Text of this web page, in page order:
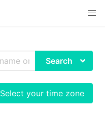
Search
Select your time zone